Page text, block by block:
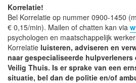
Korrelatie!
Bel Korrelatie op nummer 0900-1450
€ 0,15/min). Mailen of chatten kan via
psychologen en maatschappelijk
Korrelatie luisteren, adviseren en
naar gespecialiseerde hulpverleners
Veilig Thuis. Is er sprake van een
situatie, bel dan de politie en/of